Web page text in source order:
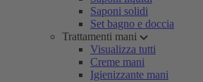
Saponi solidi
Set bagno e doccia
Trattamenti mani
Visualizza tutti
Creme mani
Igienizzante mani